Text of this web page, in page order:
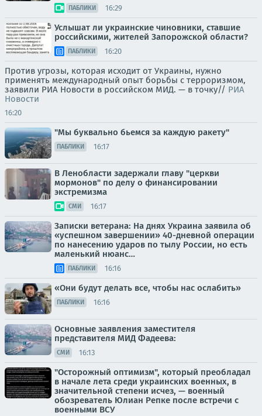
ПАБЛИКИ 16:29
Услышат ли украинские чиновники, ставшие
российскими, жителей Запорожской области?
ПАБЛИКИ 16:20
Против угрозы, которая исходит от Украины, нужно
применять международный опыт борьбы с терроризмом,
заявили РИА Новости в российском МИД. — в точку// РИА
Новости
16:20
"Мы буквально бьемся за каждую ракету"
ПАБЛИКИ 16:17
В Ленобласти задержали главу "церкви
мормонов" по делу о финансировании
экстремизма
СМИ 16:17
Записки ветерана: На днях Украина заявила об
«успешном завершении» 40-дневной операции
по нанесению ударов по тылу России, но есть
маленький нюанс…
ПАБЛИКИ 16:16
«Они будут делать все, чтобы нас ослабить»
ПАБЛИКИ 16:16
Основные заявления заместителя
представителя МИД Фадеева:
СМИ 16:13
"Осторожный оптимизм", который преобладал
в начале лета среди украинских военных, в
значительной степени исчез, — военный
обозреватель Юлиан Репке после встречи с
военными ВСУ